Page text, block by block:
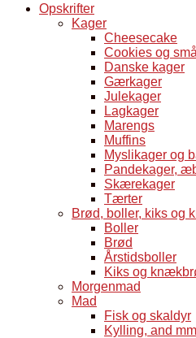
Opskrifter
Kager
Cheesecake
Cookies og
Danske kager
Gærkager
Julekager
Lagkager
Marengs
Muffins
Myslikager og
Pandekager,
Skærekager
Tærter
Brød, boller, kiks og
Boller
Brød
Årstidsboller
Kiks og
Morgenmad
Mad
Fisk og skaldyr
Kylling, and